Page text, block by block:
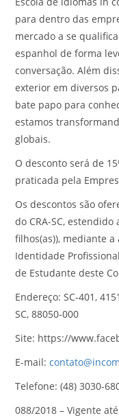
para dentro das
mercado a se
espanhol de forma
conversação. Além
exterior em diversos
bate papo para
estamos
globais.
O desconto será de
praticada pela
Os descontos são
do CRA-SC,
filhos(as)), mediante
Identidade
de Estudante deste
Endereço: SC-401,
SC, 88050-000
Site: https://
E-mail:
Telefone: (48) 3030-
088/2018 – Vigente